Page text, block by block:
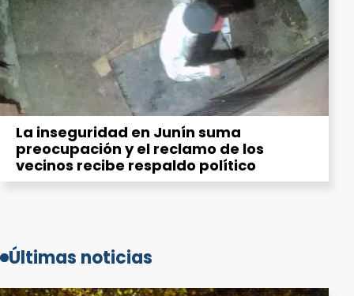
La inseguridad en Junín suma
preocupación y el reclamo de los
vecinos recibe respaldo político
Últimas noticias